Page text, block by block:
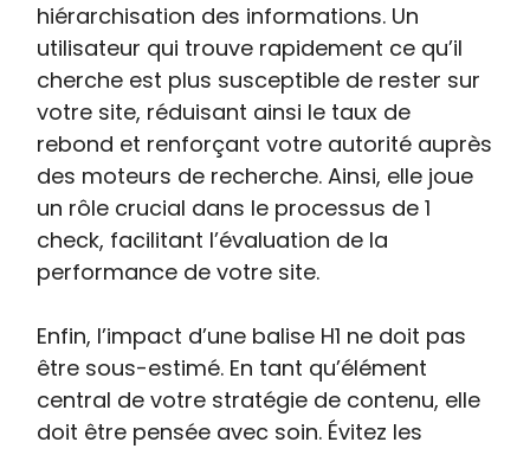
hiérarchisation des informations. Un
utilisateur qui trouve rapidement ce qu’il
cherche est plus susceptible de rester sur
votre site, réduisant ainsi le taux de
rebond et renforçant votre autorité auprès
des moteurs de recherche. Ainsi, elle joue
un rôle crucial dans le processus de 1
check, facilitant l’évaluation de la
performance de votre site.
Enfin, l’impact d’une balise H1 ne doit pas
être sous-estimé. En tant qu’élément
central de votre stratégie de contenu, elle
doit être pensée avec soin. Évitez les